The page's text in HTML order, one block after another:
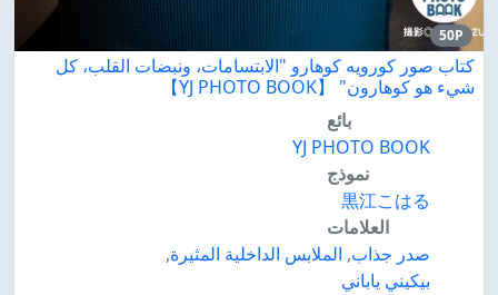
50P
كتاب صور كورويه كوهارو "الابتسامات، ونبضات القلب، كل
شيء هو كوهارون" 【YJ PHOTO BOOK】
بائع
YJ PHOTO BOOK
نموذج
黒江こはる
العلامات
صدر جذاب, الملابس الداخلية المثيرة,
بيكيني ياباني